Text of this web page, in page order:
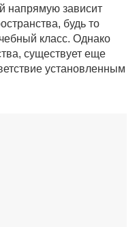
напрямую зависит
будь то
класс. Однако
существует еще
установленным